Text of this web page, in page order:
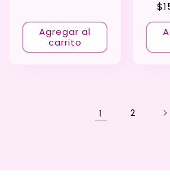
Agregar al
carrito
1 2